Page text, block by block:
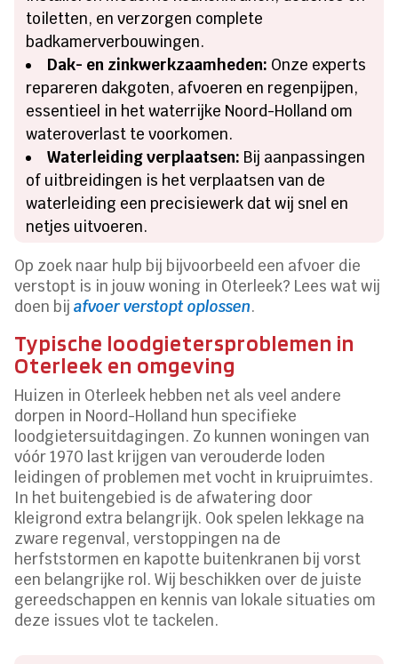
toiletten, en verzorgen complete
badkamerverbouwingen.
Dak- en zinkwerkzaamheden: Onze experts
repareren dakgoten, afvoeren en regenpijpen,
essentieel in het waterrijke Noord-Holland om
wateroverlast te voorkomen.
Waterleiding verplaatsen: Bij aanpassingen
of uitbreidingen is het verplaatsen van de
waterleiding een precisiewerk dat wij snel en
netjes uitvoeren.
Op zoek naar hulp bij bijvoorbeeld een afvoer die
verstopt is in jouw woning in Oterleek? Lees wat wij
doen bijafvoer verstopt oplossen.
Typische loodgietersproblemen in
Oterleek en omgeving
Huizen in Oterleek hebben net als veel andere
dorpen in Noord-Holland hun specifieke
loodgietersuitdagingen. Zo kunnen woningen van
vóór 1970 last krijgen van verouderde loden
leidingen of problemen met vocht in kruipruimtes.
In het buitengebied is de afwatering door
kleigrond extra belangrijk. Ook spelen lekkage na
zware regenval, verstoppingen na de
herfststormen en kapotte buitenkranen bij vorst
een belangrijke rol. Wij beschikken over de juiste
gereedschappen en kennis van lokale situaties om
deze issues vlot te tackelen.